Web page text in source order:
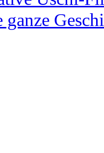
ganze